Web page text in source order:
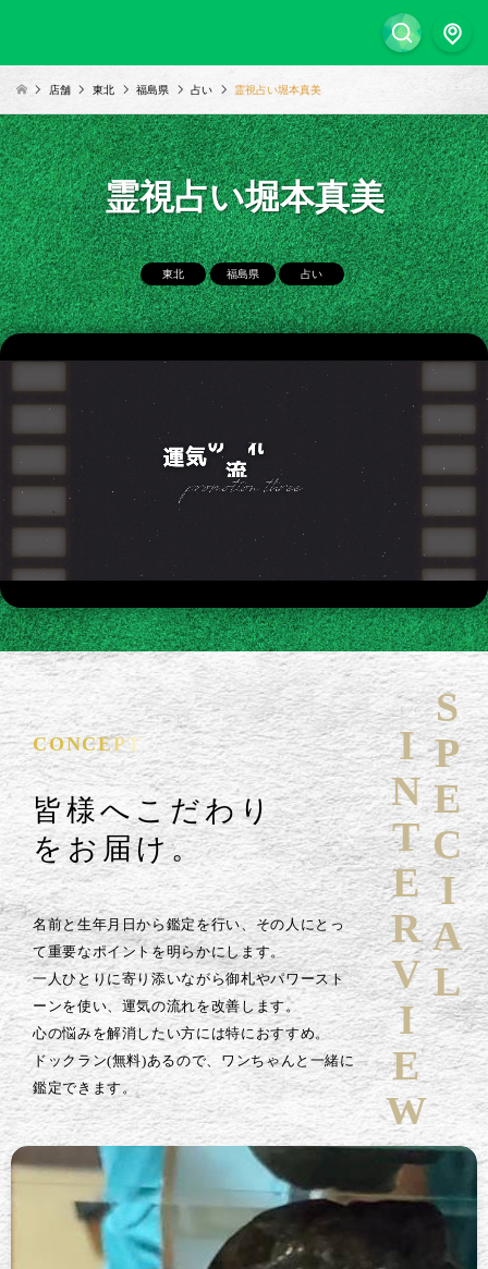
店舗 東北 福島県 占い 霊視占い堀本真美
霊視占い堀本真美
東北 福島県 占い
CONCEPT
皆様へこだわり
をお届け。
名前と生年月日から鑑定を行い、その人にとっ
て重要なポイントを明らかにします。
一人ひとりに寄り添いながら御札やパワースト
ーンを使い、運気の流れを改善します。
心の悩みを解消したい方には特におすすめ。
ドックラン(無料)あるので、ワンちゃんと一緒に
鑑定できます。
SPECIAL
INTERVIEW